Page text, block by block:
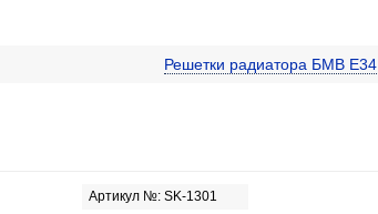
Решетки радиатора БМВ E34
Артикул №: SK-1301